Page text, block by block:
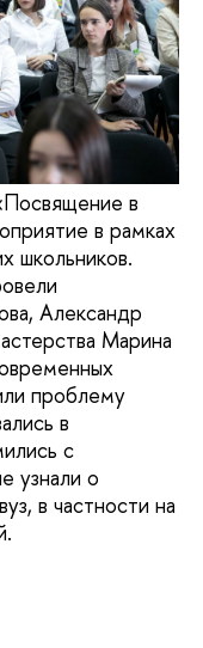
в
в рамках
школьников.
Александр
Марина
проблему
в
с
узнали о
в частности на